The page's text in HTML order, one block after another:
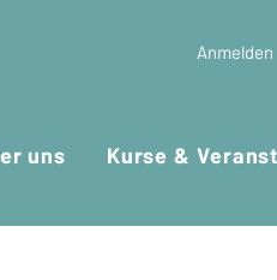
Anmelden
uns Kurse &